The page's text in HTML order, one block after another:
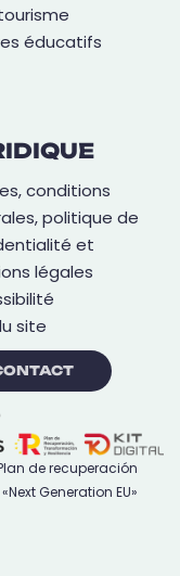
éducatifs
conditions
politique de
et
légales
site
de recuperación
Generation EU»